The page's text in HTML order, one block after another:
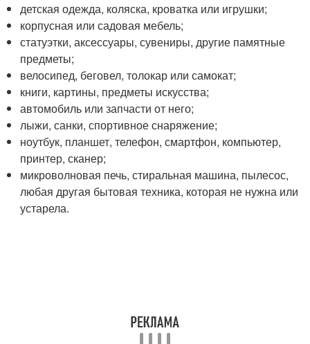
детская одежда, коляска, кроватка или игрушки;
корпусная или садовая мебель;
статуэтки, аксессуары, сувениры, другие памятные
предметы;
велосипед, беговел, толокар или самокат;
книги, картины, предметы искусства;
автомобиль или запчасти от него;
лыжи, санки, спортивное снаряжение;
ноутбук, планшет, телефон, смартфон, компьютер,
принтер, сканер;
микроволновая печь, стиральная машина, пылесос,
любая другая бытовая техника, которая не нужна или
устарела.